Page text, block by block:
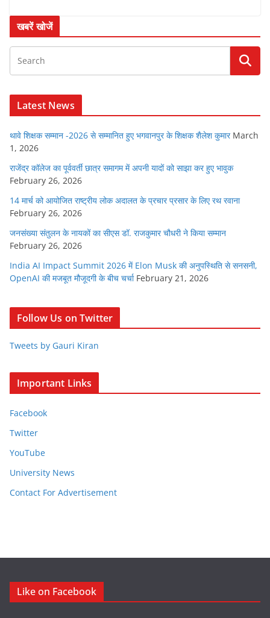
खबरें खोजें
Latest News
थावे शिक्षक सम्मान -2026 से सम्मानित हुए भगवानपुर के शिक्षक शैलेश कुमार March
1, 2026
राजेंद्र कॉलेज का पूर्ववर्ती छात्र समागम में अपनी यादों को साझा कर हुए भावुक
February 26, 2026
14 मार्च को आयोजित राष्ट्रीय लोक अदालत के प्रचार प्रसार के लिए रथ रवाना
February 26, 2026
जनसंख्या संतुलन के नायकों का सीएस डॉ. राजकुमार चौधरी ने किया सम्मान
February 26, 2026
India AI Impact Summit 2026 में Elon Musk की अनुपस्थिति से सनसनी,
OpenAI की मजबूत मौजूदगी के बीच चर्चा February 21, 2026
Follow Us on Twitter
Tweets by Gauri Kiran
Important Links
Facebook
Twitter
YouTube
University News
Contact For Advertisement
Like on Facebook